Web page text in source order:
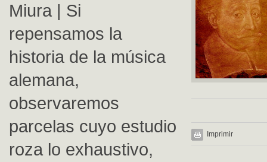
Imprimir
Miura | Si
repensamos la
historia de la música
alemana,
observaremos
parcelas cuyo estudio
roza lo exhaustivo,